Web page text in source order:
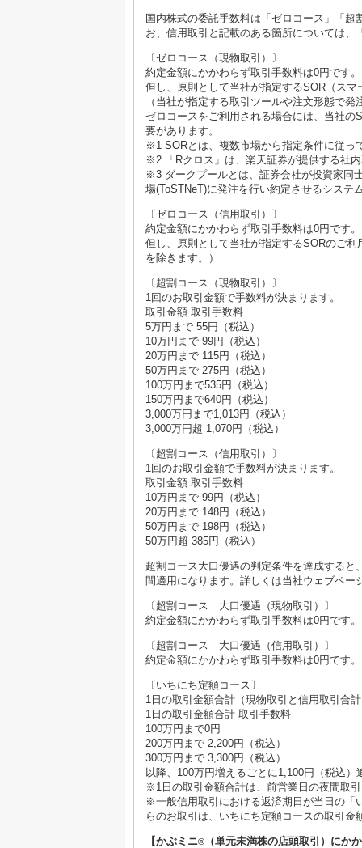
国内株式の委託手数料は「ゼロコース」「
お、信用取引と記載のある箇所については
〔ゼロコース（現物取引）〕
約定金額にかかわらず取引手数料は0円です。
但し、原則として当社が指定するSOR（ス
（当社が指定する取引ツールや注文形態で
ゼロコースをご利用される場合には、当社
要があります。
※1 SORとは、複数市場から指定条件に従っ
※2 「Rクロス」は、楽天証券が提供する社
※3 ダークプールとは、証券会社が投資家同
場(ToSTNeT)に発注を行い約定させるシステ
〔ゼロコース（信用取引）〕
約定金額にかかわらず取引手数料は0円です。
但し、原則として当社が指定するSORのご
を除きます。）
〔超割コース（現物取引）〕
1回のお取引金額で手数料が決まります。
取引金額 取引手数料
5万円まで 55円（税込）
10万円まで 99円（税込）
20万円まで 115円（税込）
50万円まで 275円（税込）
100万円まで535円（税込）
150万円まで640円（税込）
3,000万円まで1,013円（税込）
3,000万円超 1,070円（税込）
〔超割コース（信用取引）〕
1回のお取引金額で手数料が決まります。
取引金額 取引手数料
10万円まで 99円（税込）
20万円まで 148円（税込）
50万円まで 198円（税込）
50万円超 385円（税込）
超割コース大口優遇の判定条件を達成する
間適用になります。詳しくは当社ウェブペー
〔超割コース 大口優遇（現物取引）〕
約定金額にかかわらず取引手数料は0円です。
〔超割コース 大口優遇（信用取引）〕
約定金額にかかわらず取引手数料は0円です。
〔いちにち定額コース〕
1日の取引金額合計（現物取引と信用取引合
1日の取引金額合計 取引手数料
100万円まで0円
200万円まで 2,200円（税込）
300万円まで 3,300円（税込）
以降、100万円増えるごとに1,100円（税込）
※1日の取引金額合計は、前営業日の夜間取
※一般信用取引における返済期日が当日の「
らのお取引は、いちにち定額コースの取引金
【かぶミニ® （単元未満株の店頭取引）にか